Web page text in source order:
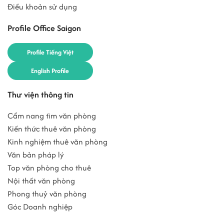
Điều khoản sử dụng
Profile Office Saigon
Profile Tiếng Việt
English Profile
Thư viện thông tin
Cẩm nang tìm văn phòng
Kiến thức thuê văn phòng
Kinh nghiệm thuê văn phòng
Văn bản pháp lý
Top văn phòng cho thuê
Nội thất văn phòng
Phong thuỷ văn phòng
Góc Doanh nghiệp